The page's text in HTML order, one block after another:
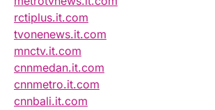
rctiplus.it.com
tvonenews.it.com
mnctv.it.com
cnnmedan.it.com
cnnmetro.it.com
cnnbali.it.com